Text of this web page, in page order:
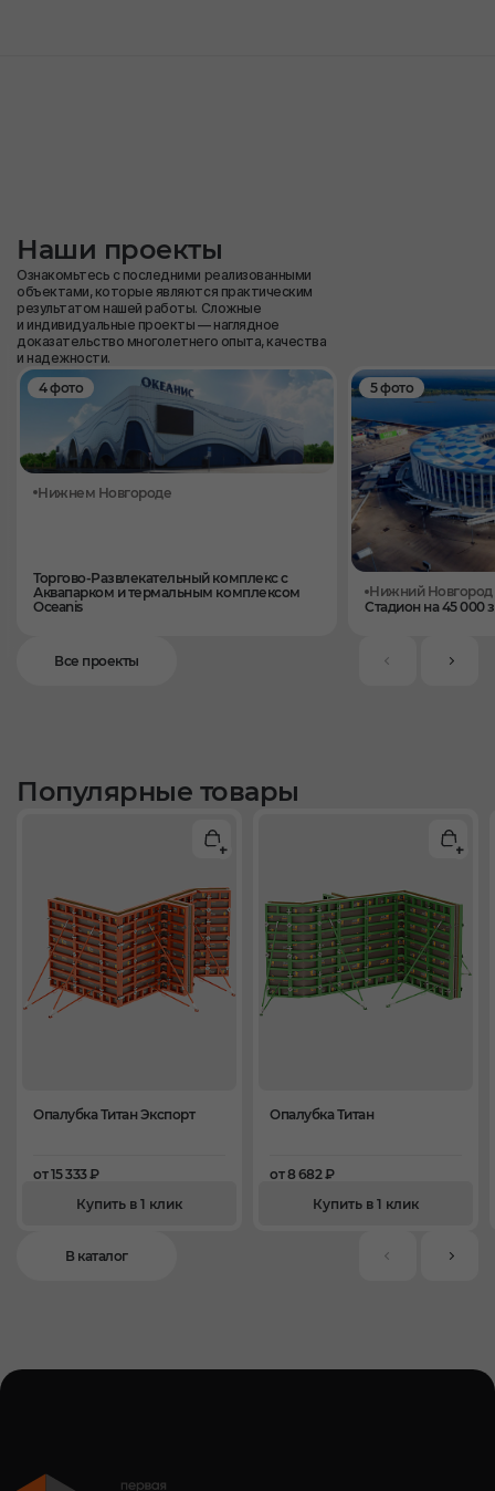
Наши проекты
Ознакомьтесь с последними реализованными
объектами, которые являются практическим
результатом нашей работы. Сложные
и индивидуальные проекты — наглядное
доказательство многолетнего опыта, качества
и надежности.
Все проекты
Нижнем Новгороде
Торгово-Развлекательный комплекс с
Аквапарком и термальным комплексом
Oceanis
4 фото
Нижний Новгород
Стадион на 45 000
5 фото
Популярные товары
В каталог
Опалубка Титан Экспорт
от 15 333 ₽
Купить в 1 клик
Опалубка Титан
от 8 682 ₽
Купить в 1 клик